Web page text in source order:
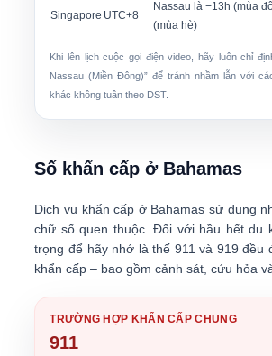
Singapore UTC+8
Nassau là −13h (mùa
(mùa hè)
Khi lên lịch cuộc gọi điện video, hãy luôn chỉ
Nassau (Miền Đông)” để tránh nhầm lẫn với
khác không tuân theo DST.
Số khẩn cấp ở Bahamas
Dịch vụ khẩn cấp ở Bahamas sử dụng
chữ số quen thuộc. Đối với hầu hết du
trọng để hãy nhớ là thế 911 và 919 đều
khẩn cấp – bao gồm cảnh sát, cứu hỏa
TRƯỜNG HỢP KHẨN CẤP CHUNG
911